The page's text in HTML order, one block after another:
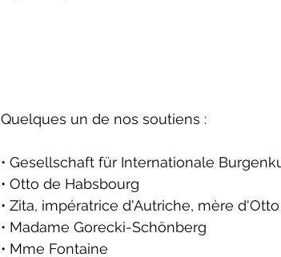
Quelques un de nos soutiens :
• Gesellschaft für Internationale
• Otto de Habsbourg
• Zita, impératrice d'Autriche, mère
• Madame Gorecki-Schönberg
• Mme Fontaine